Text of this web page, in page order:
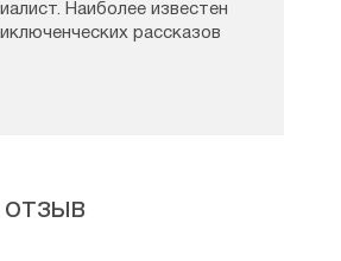
Наиболее известен
рассказов
вторым после